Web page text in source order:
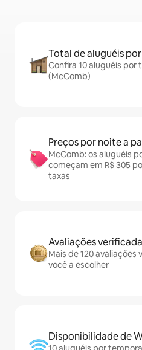
Total de aluguéis
Confira 10 aluguéis
(McComb)
Preços por noite a
McComb: os aluguéis
começam em R$ 305
taxas
Avaliações
Mais de 120
você a escolher
Disponibilidade de